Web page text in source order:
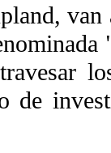
van
de